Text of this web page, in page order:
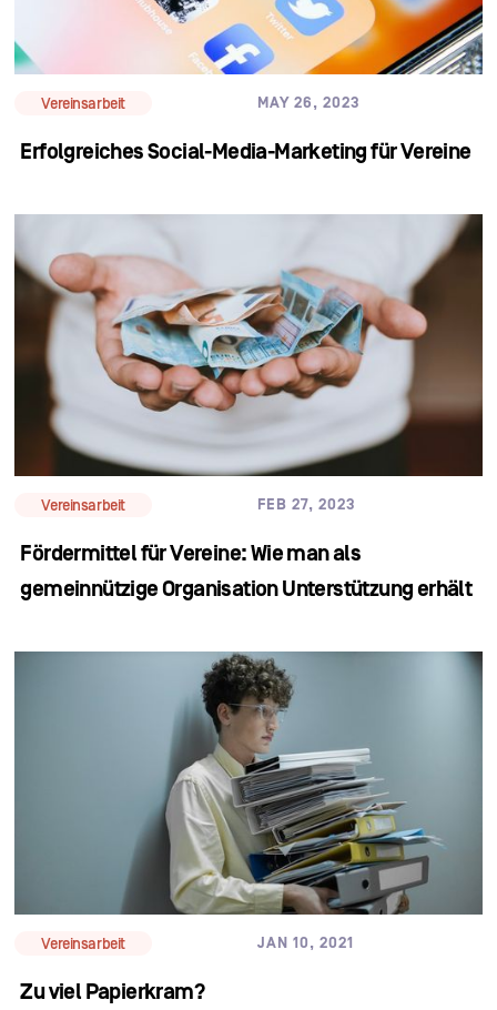
Vereinsarbeit MAY 26, 2023
Erfolgreiches Social-Media-Marketing für Vereine
Vereinsarbeit FEB 27, 2023
Fördermittel für Vereine: Wie man als
gemeinnützige Organisation Unterstützung erhält
Vereinsarbeit JAN 10, 2021
Zu viel Papierkram?